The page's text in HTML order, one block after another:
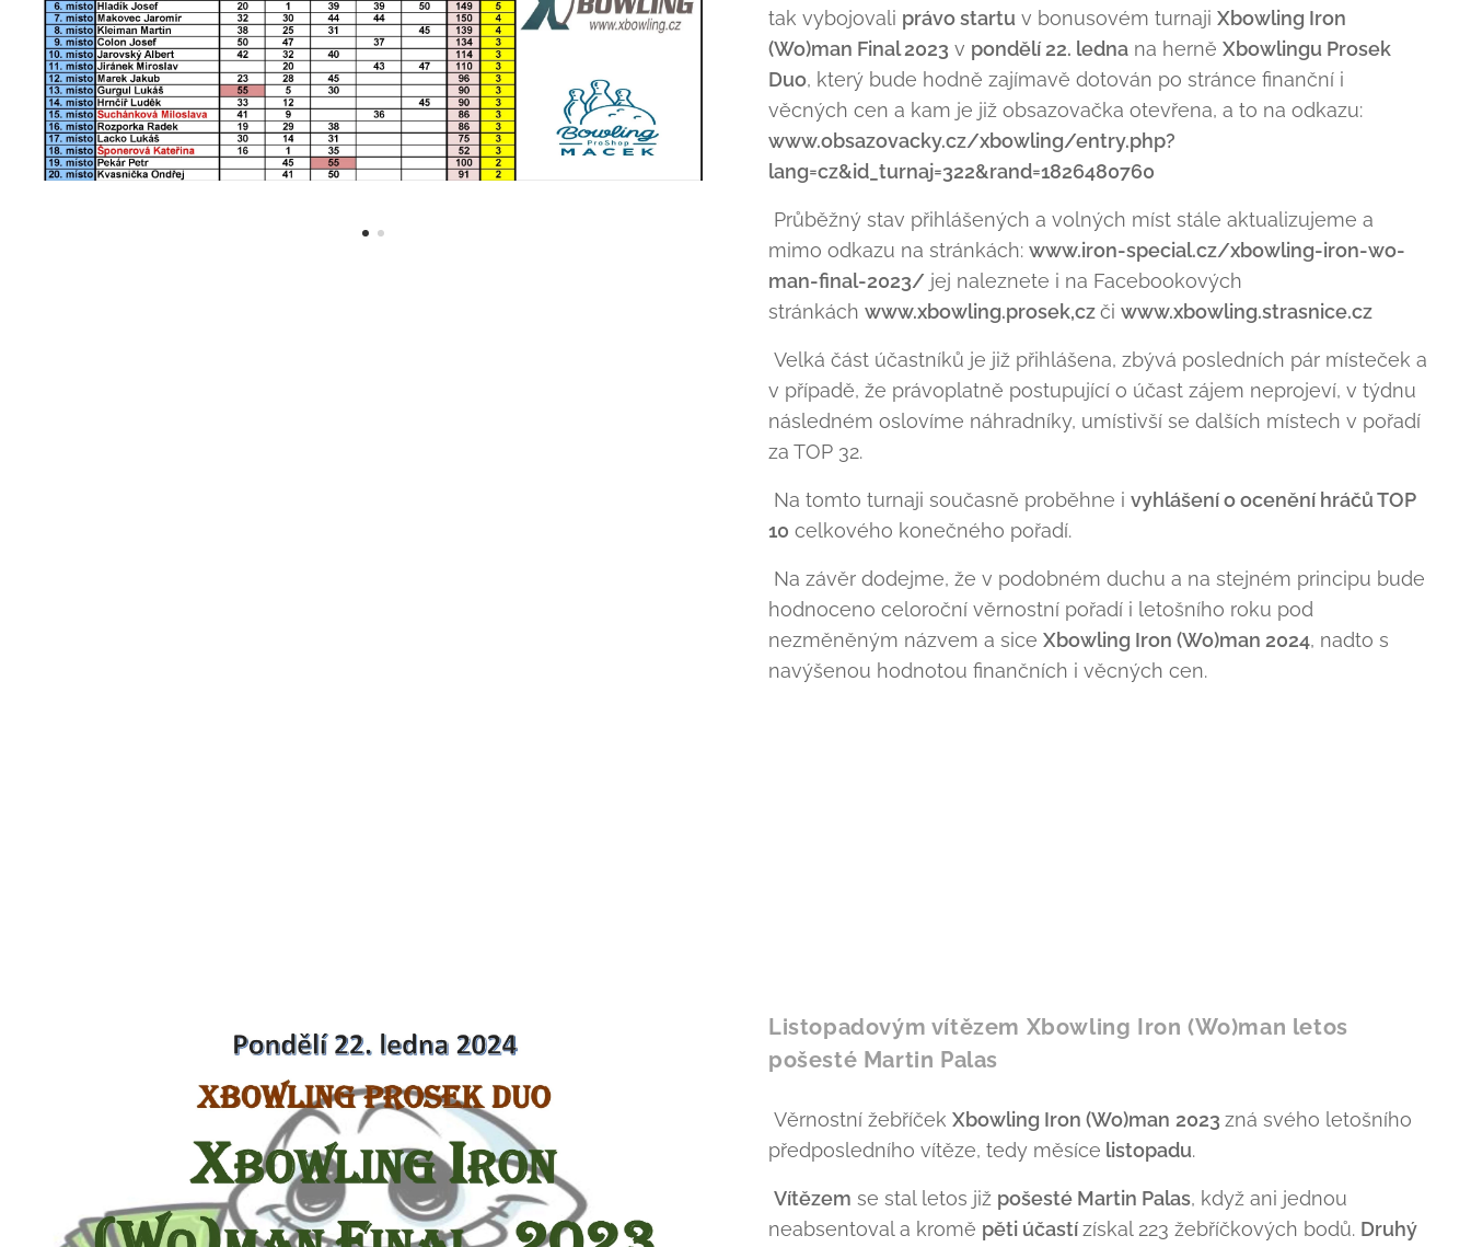
tak vybojovali právo startu v bonusovém turnaji Xbowling Iron
(Wo)man Final 2023 v pondělí 22. ledna na herně Xbowlingu Prosek
Duo, který bude hodně zajímavě dotován po stránce finanční i
věcných cen a kam je již obsazovačka otevřena, a to na odkazu:
www.obsazovacky.cz/xbowling/entry.php?
lang=cz&id_turnaj=322&rand=1826480760
Průběžný stav přihlášených a volných míst stále aktualizujeme a
mimo odkazu na stránkách: www.iron-special.cz/xbowling-iron-wo-
man-final-2023/ jej naleznete i na Facebookových
stránkách www.xbowling.prosek,czči www.xbowling.strasnice.cz
Velká část účastníků je již přihlášena, zbývá posledních pár místeček a
v případě, že právoplatně postupující o účast zájem neprojeví, v týdnu
následném oslovíme náhradníky, umístivší se dalších místech v pořadí
za TOP 32.
Na tomto turnaji současně proběhne i vyhlášení o ocenění hráčů TOP
10 celkového konečného pořadí.
Na závěr dodejme, že v podobném duchu a na stejném principu bude
hodnoceno celoroční věrnostní pořadí i letošního roku pod
nezměněným názvem a sice Xbowling Iron (Wo)man 2024, nadto s
navýšenou hodnotou finančních i věcných cen.
Listopadovým vítězem Xbowling Iron (Wo)man letos
pošesté Martin Palas
Věrnostní žebříček Xbowling Iron (Wo)man 2023 zná svého letošního
předposledního vítěze, tedy měsíce listopadu.
Vítězem se stal letos již pošesté Martin Palas, když ani jednou
neabsentoval a kromě pěti účastízískal 223 žebříčkových bodů. Druhý